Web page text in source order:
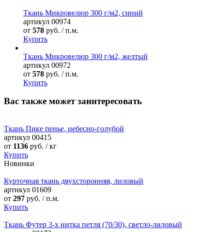
Ткань Микровелюр 300 г/м2, синий
артикул 00974
от 578 руб. / п.м.
Купить
Ткань Микровелюр 300 г/м2, желтый
артикул 00972
от 578 руб. / п.м.
Купить
Вас также может заинтересовать
Ткань Пике пенье, небесно-голубой
артикул 00415
от 1136 руб. / кг
Купить
Новинки
Курточная ткань двухсторонняя, лиловый
артикул 01609
от 297 руб. / п.м.
Купить
Ткань Футер 3-х нитка петля (70/30), светло-лиловый